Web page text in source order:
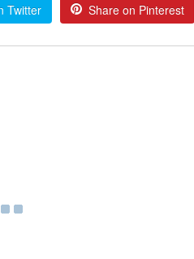
Twitter Share on Pinterest